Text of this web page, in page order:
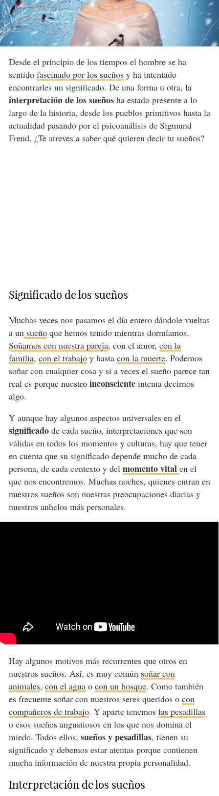
Desde el principio de los tiempos el hombre se ha
sentido fascinado por los sueñosy ha intentado
encontrarles un significado. De una forma u otra, la
interpretación de los sueñosha estado presente a lo
largo de la historia, desde los pueblos primitivos hasta la
actualidad pasando por el psicoanálisis de Sigmund
Freud. ¿Te atreves a saber qué quieren decir tu sueños?
Significado de los sueños
Muchas veces nos pasamos el día entero dándole vueltas
a un sueñoque hemos tenido mientras dormíamos.
Soñamos con nuestra pareja, con el amor, con la
familia, con el trabajoy hasta con la muerte. Podemos
soñar con cualquier cosa y si a veces el sueño parece tan
real es porque nuestro inconscienteintenta decirnos
algo.
Y aunque hay algunos aspectos universales en el
significadode cada sueño, interpretaciones que son
válidas en todos los momentos y culturas, hay que tener
en cuenta que su significado depende mucho de cada
persona, de cada contexto y del momento vital en el
que nos encontremos. Muchas noches, quienes entran en
nuestros sueños son nuestras preocupaciones diarias y
nuestros anhelos más personales.
Hay algunos motivos más recurrentes que otros en
nuestros sueños. Así, es muy común soñar con
animales, con el aguao con un bosque. Como también
es frecuente soñar con nuestros seres queridos o con
compañeros de trabajo. Y aparte tenemos las pesadillas
o esos sueños angustiosos en los que nos domina el
miedo. Todos ellos, sueños y pesadillas, tienen su
significado y debemos estar atentas porque contienen
mucha información de nuestra propia personalidad.
Interpretación de los sueños